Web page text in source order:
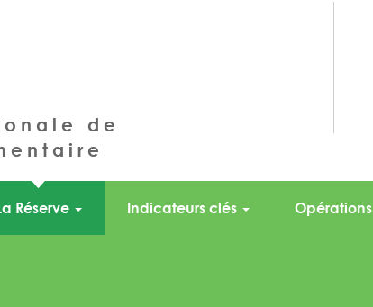
de
Réserve Indicateurs clés Opérations